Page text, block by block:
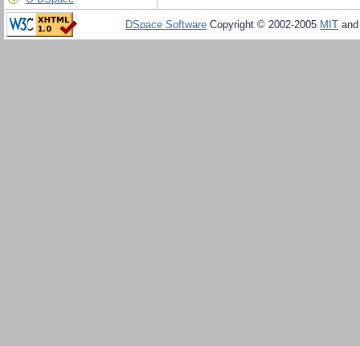
DSpace Software Copyright © 2002-2005 MIT